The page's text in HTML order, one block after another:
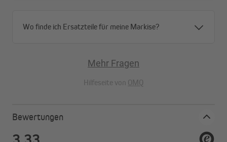
Wo finde ich Ersatzteile für meine Markise?
Mehr Fragen
Hilfeseite von OMQ
Bewertungen